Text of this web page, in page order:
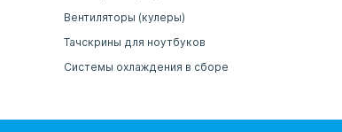
Вентиляторы (кулеры)
Тачскрины для ноутбуков
Системы охлаждения в сборе